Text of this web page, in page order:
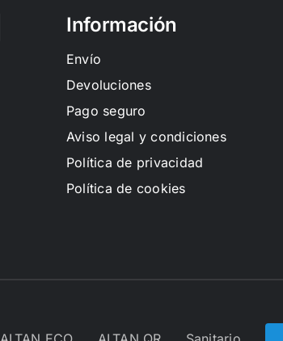
Información
Envío
Devoluciones
Pago seguro
Aviso legal y condiciones
Política de privacidad
Política de cookies